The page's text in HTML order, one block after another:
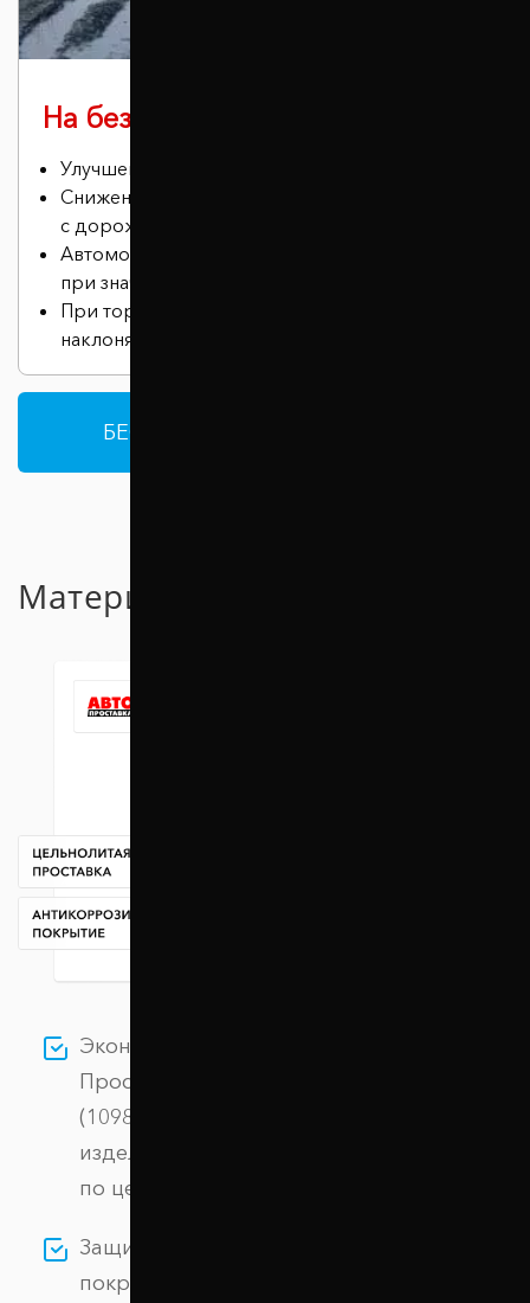
На бездорожье
Улучшение проходимости автомобиля.
Снижение риска соприкосновения днища
с дорожными неровностями
Автомобиль сохраняет устойчивость даже
при значительных нагрузках.
При торможении машина меньше
наклоняется вперед.
БЕСПЛАТНАЯ КОНСУЛЬТАЦИЯ
Материал проставок
Экономия без потери качества: выбирая
Проставки задних пружин 30 мм Scion IQ
(1098-15-004/30), вы получаете надежное
изделие из алюминиевого сплава АК-12
по цене производителя.
Защита от коррозии: специальное
покрытие гарантирует долговечность и